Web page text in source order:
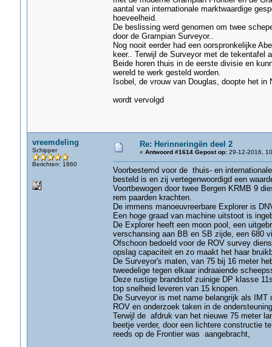
aantal van internationale marktwaardige
hoeveelheid.
De beslissing werd genomen om twee
door de Grampian Surveyor..
Nog nooit eerder had een oorspronkelijke
keer.. Terwijl de Surveyor met de tekentafel
Beide horen thuis in de eerste divisie en
wereld te werk gesteld worden.
Isobel, de vrouw van Douglas, doopte het
wordt vervolgd
vreemdeling
Schipper
Berichten: 1860
Re: Herinneringën deel 2
« Antwoord #1614 Gepost op:29-12-2016,
Voorbestemd voor de thuis- en
besteld is en zij vertegenwoordigd een
Voortbewogen door twee Bergen KRMB 9
rem paarden krachten.
De immens manoeuvreerbare Explorer is
Een hoge graad van machine uitstoot is
De Explorer heeft een moon pool, een
verschansing aan BB en SB zijde, een 680
Ofschoon bedoeld voor de ROV survey
opslag capaciteit en zo maakt het haar
De Surveyor's maten, van 75 bij 16 meter
tweedelige tegen elkaar indraaiende
Deze rustige brandstof zuinige DP klasse
top snelheid leveren van 15 knopen.
De Surveyor is met name belangrijk als
ROV en onderzoek taken in de
Terwijl de afdruk van het nieuwe 75 meter
beetje verder, door een lichtere constructie
reeds op de Frontier was aangebracht,